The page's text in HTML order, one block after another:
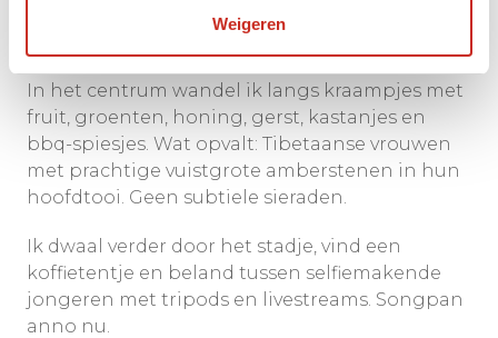
Weigeren
het uitzicht is geweldig en je hebt een mooi
In het centrum wandel ik langs kraampjes met
fruit, groenten, honing, gerst, kastanjes en
bbq-spiesjes. Wat opvalt: Tibetaanse vrouwen
met prachtige vuistgrote amberstenen in hun
hoofdtooi. Geen subtiele sieraden.
Ik dwaal verder door het stadje, vind een
koffietentje en beland tussen selfiemakende
jongeren met tripods en livestreams. Songpan
anno nu.